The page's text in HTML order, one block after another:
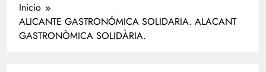
Inicio
ALICANTE GASTRONÓMICA SOLIDARIA. ALACANT
GASTRONÒMICA SOLIDÀRIA.